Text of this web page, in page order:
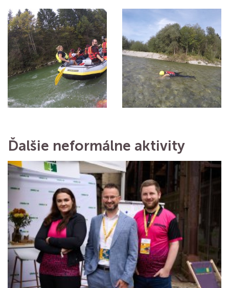
Ďalšie neformálne aktivity